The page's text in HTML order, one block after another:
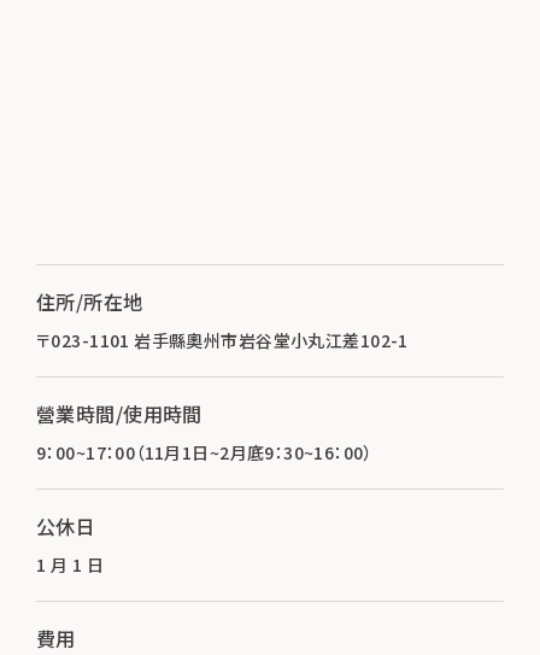
住所/所在地
〒023-1101 岩手縣奧州市岩谷堂小丸江差102-1
營業時間/使用時間
9：00~17：00（11月1日~2月底9：30~16：00）
公休日
1 月 1 日
費用